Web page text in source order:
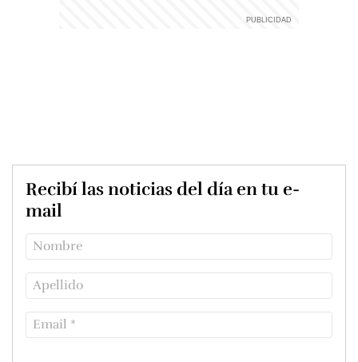
Recibí las noticias del día en tu e-
mail